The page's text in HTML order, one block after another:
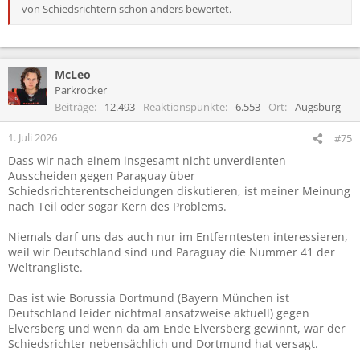
von Schiedsrichtern schon anders bewertet.
McLeo
Parkrocker
Beiträge
12.493 Reaktionspunkte 6.553 Ort Augsburg
1. Juli 2026 #75
Dass wir nach einem insgesamt nicht unverdienten
Ausscheiden gegen Paraguay über
Schiedsrichterentscheidungen diskutieren, ist meiner Meinung
nach Teil oder sogar Kern des Problems.
Niemals darf uns das auch nur im Entferntesten interessieren,
weil wir Deutschland sind und Paraguay die Nummer 41 der
Weltrangliste.
Das ist wie Borussia Dortmund (Bayern München ist
Deutschland leider nichtmal ansatzweise aktuell) gegen
Elversberg und wenn da am Ende Elversberg gewinnt, war der
Schiedsrichter nebensächlich und Dortmund hat versagt.